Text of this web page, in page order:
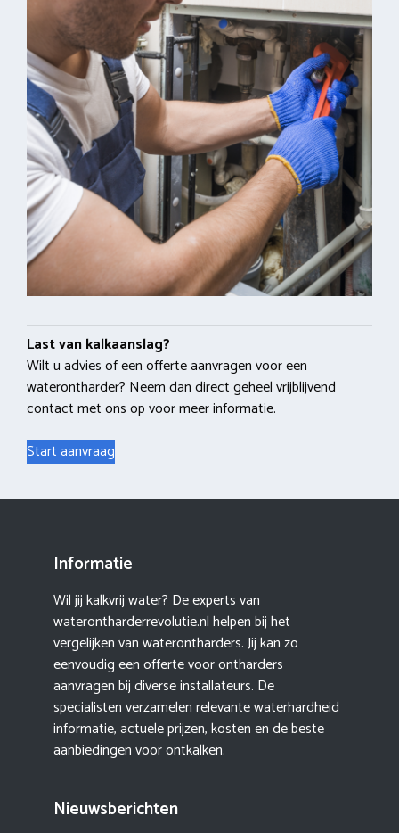
Last van kalkaanslag?
Wilt u advies of een offerte aanvragen voor een
waterontharder? Neem dan direct geheel vrijblijvend
contact met ons op voor meer informatie.
Start aanvraag
Informatie
Wil jij kalkvrij water? De experts van
waterontharderrevolutie.nl helpen bij het
vergelijken van waterontharders. Jij kan zo
eenvoudig een offerte voor ontharders
aanvragen bij diverse installateurs. De
specialisten verzamelen relevante waterhardheid
informatie, actuele prijzen, kosten en de beste
aanbiedingen voor ontkalken.
Nieuwsberichten